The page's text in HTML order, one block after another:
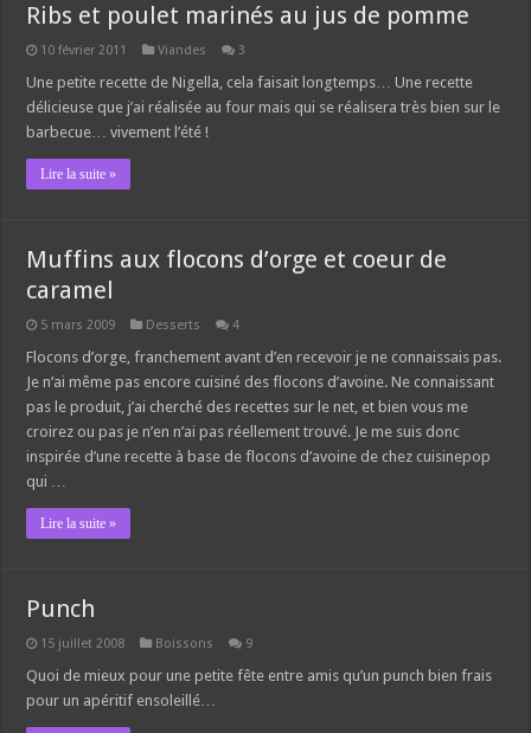
Ribs et poulet marinés au jus de pomme
10 février 2011 Viandes 3
Une petite recette de Nigella, cela faisait longtemps… Une recette
délicieuse que j’ai réalisée au four mais qui se réalisera très bien sur le
barbecue… vivement l’été !
Lire la suite »
Muffins aux flocons d’orge et coeur de
caramel
5 mars 2009 Desserts 4
Flocons d’orge, franchement avant d’en recevoir je ne connaissais pas.
Je n’ai même pas encore cuisiné des flocons d’avoine. Ne connaissant
pas le produit, j’ai cherché des recettes sur le net, et bien vous me
croirez ou pas je n’en n’ai pas réellement trouvé. Je me suis donc
inspirée d’une recette à base de flocons d’avoine de chez cuisinepop
qui …
Lire la suite »
Punch
15 juillet 2008 Boissons 9
Quoi de mieux pour une petite fête entre amis qu’un punch bien frais
pour un apéritif ensoleillé…